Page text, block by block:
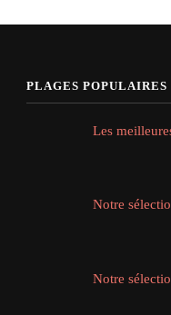
PLAGES POPULAIRES
Les
Notre
Notre